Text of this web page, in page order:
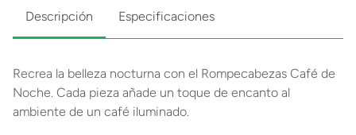
Descripción Especificaciones
Recrea la belleza nocturna con el Rompecabezas Café de
Noche. Cada pieza añade un toque de encanto al
ambiente de un café iluminado.